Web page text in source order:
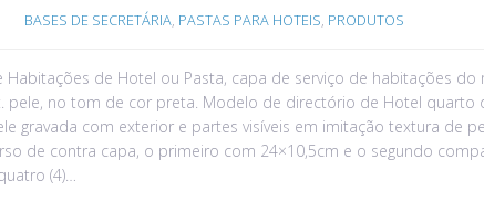
BASES DE SECRETÁRIA, PASTAS PARA HOTEIS, PRODUTOS
Habitações de Hotel ou Pasta, capa de serviço de habitações
pele, no tom de cor preta. Modelo de directório de Hotel quarto
gravada com exterior e partes visíveis em imitação textura de
de contra capa, o primeiro com 24×10,5cm e o segundo
(4)…